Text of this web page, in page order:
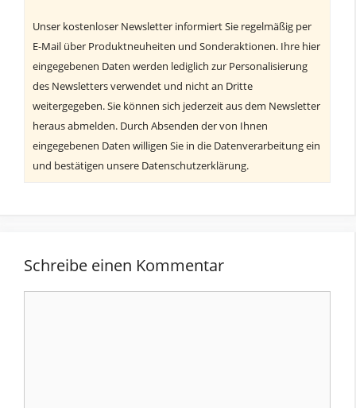
Unser kostenloser Newsletter informiert Sie regelmäßig per
E-Mail über Produktneuheiten und Sonderaktionen. Ihre hier
eingegebenen Daten werden lediglich zur Personalisierung
des Newsletters verwendet und nicht an Dritte
weitergegeben. Sie können sich jederzeit aus dem Newsletter
heraus abmelden. Durch Absenden der von Ihnen
eingegebenen Daten willigen Sie in die Datenverarbeitung ein
und bestätigen unsere Datenschutzerklärung.
Schreibe einen Kommentar